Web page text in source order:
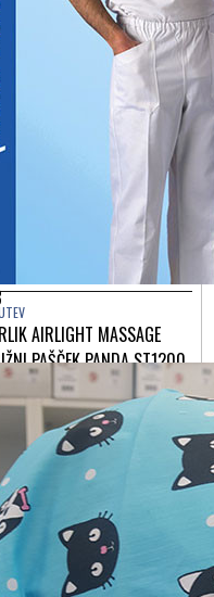
AIRLIGHT MASSAGE
PAŠČEK PANDA ST1200
cena:
€
€
V košarico